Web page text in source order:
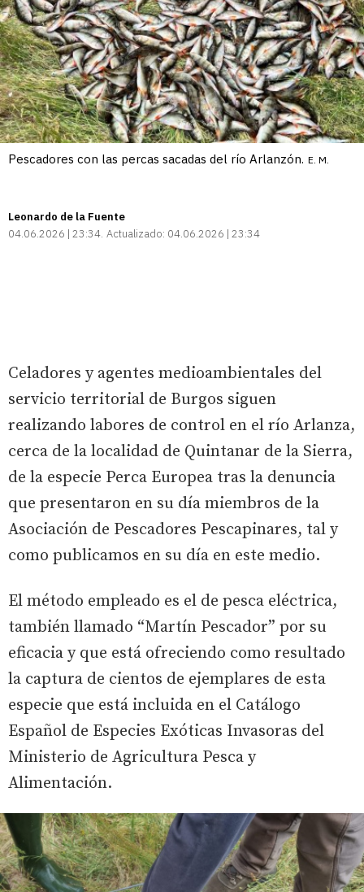
Pescadores con las percas sacadas del río Arlanzón. E. M.
Leonardo de la Fuente
04.06.2026 | 23:34 Actualizado: 04.06.2026 | 23:34
Celadores y agentes medioambientales del
servicio territorial de Burgos siguen
realizando labores de control en el río Arlanza,
cerca de la localidad de Quintanar de la Sierra,
de la especie Perca Europea tras la denuncia
que presentaron en su día miembros de la
Asociación de Pescadores Pescapinares, tal y
como publicamos en su día en este medio.
El método empleado es el de pesca eléctrica,
también llamado “Martín Pescador” por su
eficacia y que está ofreciendo como resultado
la captura de cientos de ejemplares de esta
especie que está incluida en el Catálogo
Español de Especies Exóticas Invasoras del
Ministerio de Agricultura Pesca y
Alimentación.